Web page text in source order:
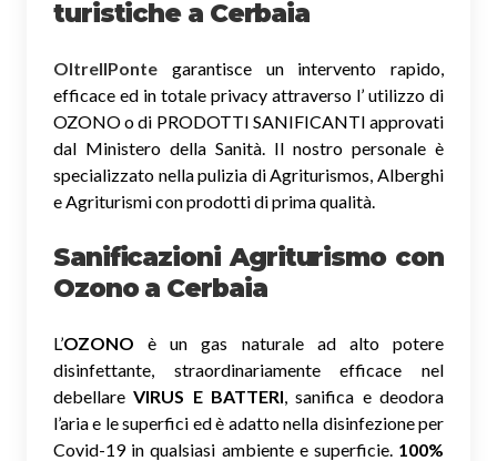
turistiche a Cerbaia
OltreIlPonte garantisce un intervento rapido,
efficace ed in totale privacy attraverso l’ utilizzo di
OZONO o di PRODOTTI SANIFICANTI approvati
dal Ministero della Sanità. Il nostro personale è
specializzato nella pulizia di Agriturismos, Alberghi
e Agriturismi con prodotti di prima qualità.
Sanificazioni Agriturismo con
Ozonoa Cerbaia
L’OZONO è un gas naturale ad alto potere
disinfettante, straordinariamente efficace nel
debellareVIRUS E BATTERI, sanifica e deodora
l’aria e le superfici ed è adatto nella disinfezione per
Covid-19 in qualsiasi ambiente e superficie. 100%